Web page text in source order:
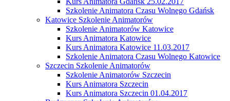
Szkolenie Animatora Czasu Wolnego Gdańsk
Katowice Szkolenie Animatorów
Szkolenie Animatorów Katowice
Kurs Animatora Katowice
Kurs Animatora Katowice 11.03.2017
Szkolenie Animatora Czasu Wolnego Katowice
Szczecin Szkolenie Animatorów
Szkolenie Animatorów Szczecin
Kurs Animatora Szczecin
Kurs Animatora Szczecin 01.04.2017